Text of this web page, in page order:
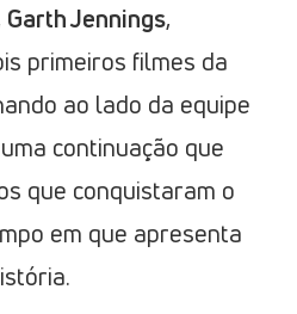
Garth Jennings,
primeiros filmes da
ao lado da equipe
continuação que
que conquistaram o
em que apresenta